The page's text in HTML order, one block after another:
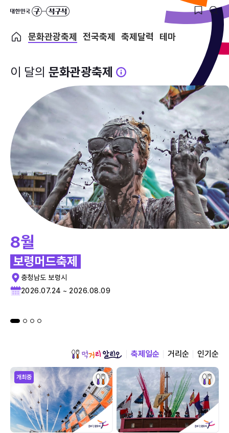
문화관광축제 전국축제 축제달력 테마
이 달의 문화관광축제
8월
보령머드축제
충청남도 보령시
2026.07.24 ~ 2026.08.09
축제일순 거리순 인기순
개최중